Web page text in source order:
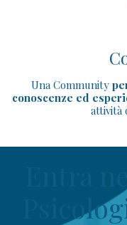
Una Community
conoscenze ed
attività
Entra